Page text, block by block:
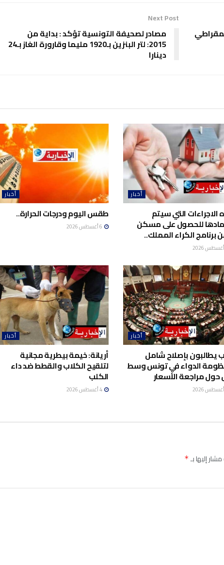
Next Post
مصادر لصحيفة التونسية تؤكد : بداية من
2015: لتر البنزين بـ1920 مليما وقارورة الغاز بـ24
دينارا
أخبار
التي سيتم
للحصول على مسكن
برنامج الكراء المملك..
أخبار
طقس اليوم ودرجات الحرارة..
أخبار
يطالبون بإصلاح شامل
الدواء في تونس وسط
حول مراجعة الأسعار
أخبار
أريانة: خيمة بيطرية مجانية
لتلقيح الكلاب والقطط ضد داء
الكلب
إليها بـ*